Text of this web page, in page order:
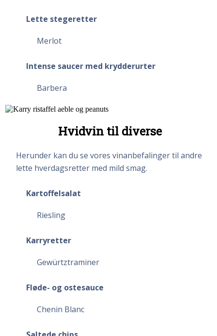
Lette stegeretter
Merlot
Intense saucer med krydderurter
Barbera
Hvidvin til diverse
Herunder kan du se vores vinanbefalinger til andre
lette hverdagsretter med mild smag.
Kartoffelsalat
Riesling
Karryretter
Gewürtztraminer
Fløde- og ostesauce
Chenin Blanc